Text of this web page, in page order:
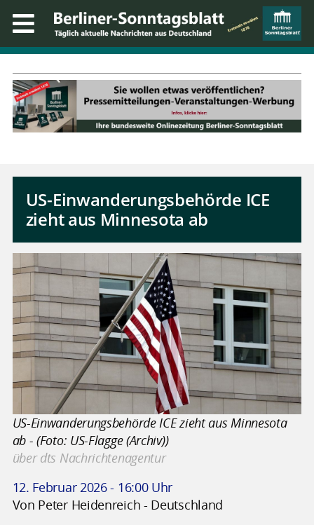
US-Einwanderungsbehörde ICE
zieht aus Minnesota ab
US-Einwanderungsbehörde ICE zieht aus Minnesota
ab - (Foto: US-Flagge (Archiv))
über dts Nachrichtenagentur
12. Februar 2026 - 16:00 Uhr
Von Peter Heidenreich - Deutschland